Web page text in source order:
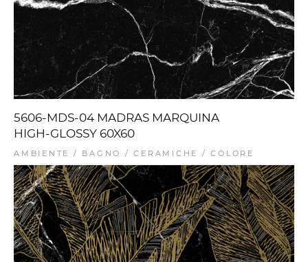
5606-MDS-04 MADRAS MARQUINA
HIGH-GLOSSY 60X60
AMBIENTE / BAGNO / CERAMICHE / COLORE